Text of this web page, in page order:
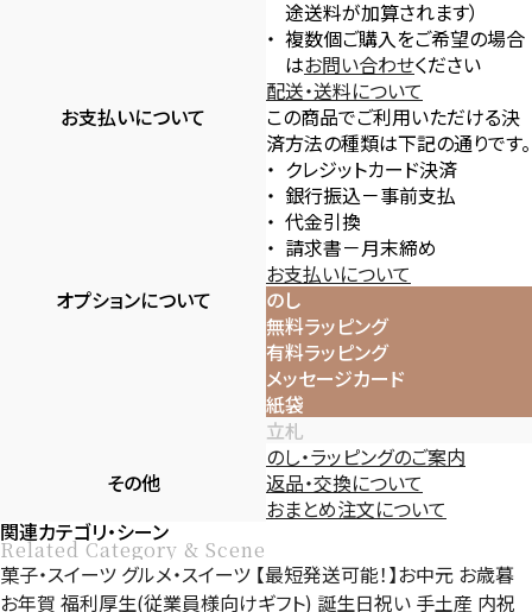
途送料が加算されます）
複数個ご購入をご希望の場合
はお問い合わせください
配送・送料について
お支払いについて
この商品でご利用いただける決
済方法の種類は下記の通りです。
クレジットカード決済
銀行振込－事前支払
代金引換
請求書－月末締め
お支払いについて
オプションについて
のし
無料ラッピング
有料ラッピング
メッセージカード
紙袋
立札
のし・ラッピングのご案内
その他
返品・交換について
おまとめ注文について
関連カテゴリ・シーン
Related Category & Scene
菓子・スイーツ グルメ・スイーツ 【最短発送可能！】お中元 お歳暮
お年賀 福利厚生(従業員様向けギフト) 誕生日祝い 手土産 内祝